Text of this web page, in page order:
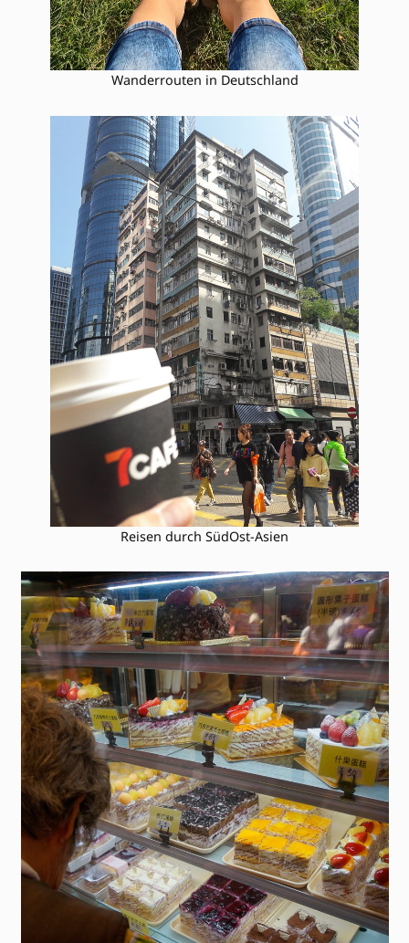
Wanderrouten in Deutschland
Reisen durch SüdOst-Asien